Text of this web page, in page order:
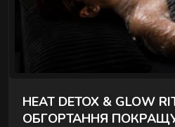
HEAT DETOX & GLOW
ОБГОРТАННЯ
РИТУАЛИ ДЛЯ
Ручні техніки, що знімають